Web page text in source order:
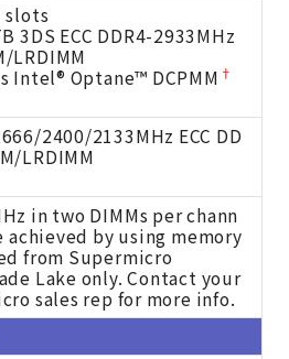
slots
3DS ECC DDR4-2933MHz
LRDIMM
Intel® Optane™ DCPMM †
2400/2133MHz ECC DD
LRDIMM
in two DIMMs per chann
achieved by using memory
from Supermicro
Lake only. Contact your
sales rep for more info.